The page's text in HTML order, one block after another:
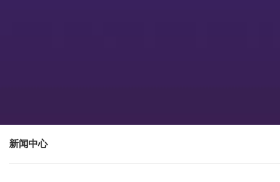
新闻中心